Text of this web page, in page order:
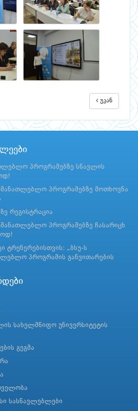
უკან
პროგრამებზე სწავლის
პროგრამებზე მოთხოვნა
რეგისტრაცია
პროგრამებზე ჩასარიცხ
ტრენერებისთვის: „ბსუ-ს
პროგრამის განვითარების
სახელმწიფო უნივერსიტეტის
გეგმა
სასწავლებლები